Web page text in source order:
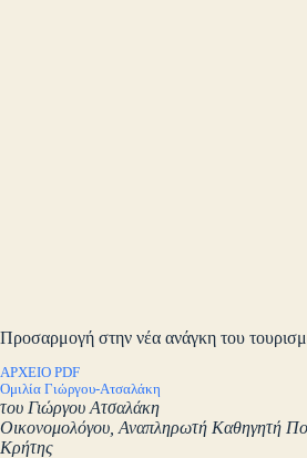
Προσαρμογή στην νέα ανάγκη του
ΑΡΧΕΙΟ PDF
Ομιλία Γιώργου-Ατσαλάκη
του Γιώργου Ατσαλάκη
Οικονομολόγου, Αναπληρωτή Καθηγητή
Κρήτης